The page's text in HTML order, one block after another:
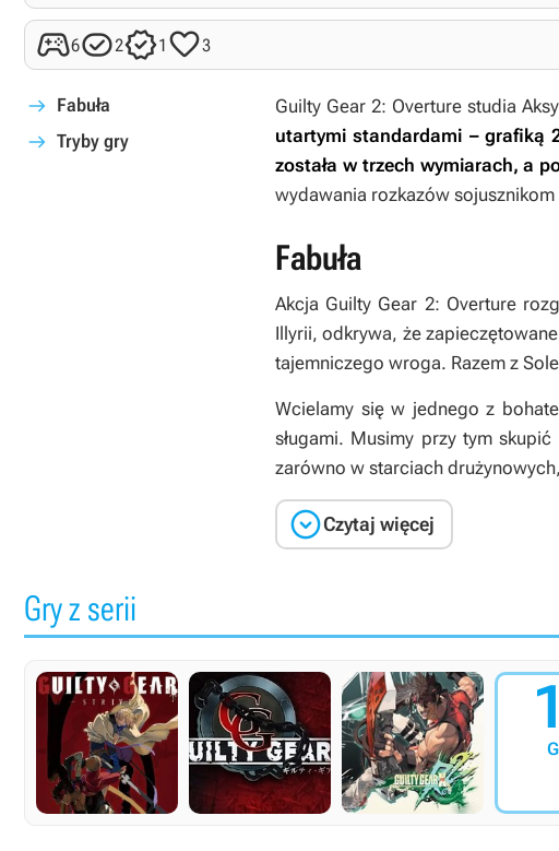
621 3
Fabuła
Tryby gry
Guilty Gear 2: Overture studia
utartymi standardami – grafiką
została w trzech wymiarach, a
wydawania rozkazów
Fabuła
Akcja Guilty Gear 2: Overture
Illyrii, odkrywa, że
tajemniczego wroga. Razem z
Wcielamy się w jednego z
sługami. Musimy przy tym
zarówno w starciach
Czytaj więcej
Gry z serii